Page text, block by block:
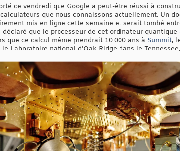
ce vendredi que Google a peut-être réussi à
que nous connaissons actuellement. Un
mis en ligne cette semaine et serait tombé
que le processeur de cet ordinateur quantique
que ce calcul même prendrait 10 000 ans à Summit,
Laboratoire national d’Oak Ridge dans le